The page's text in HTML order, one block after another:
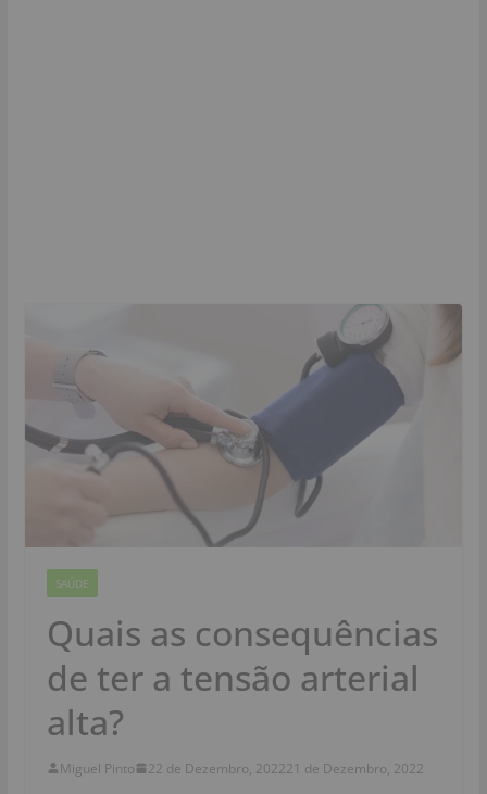
SAÚDE
Quais as consequências
de ter a tensão arterial
alta?
Miguel Pinto 22 de Dezembro, 202221 de Dezembro, 2022